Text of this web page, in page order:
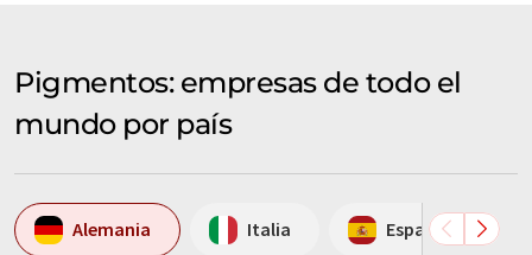
Pigmentos: empresas de todo el
mundo por país
Alemania Italia España